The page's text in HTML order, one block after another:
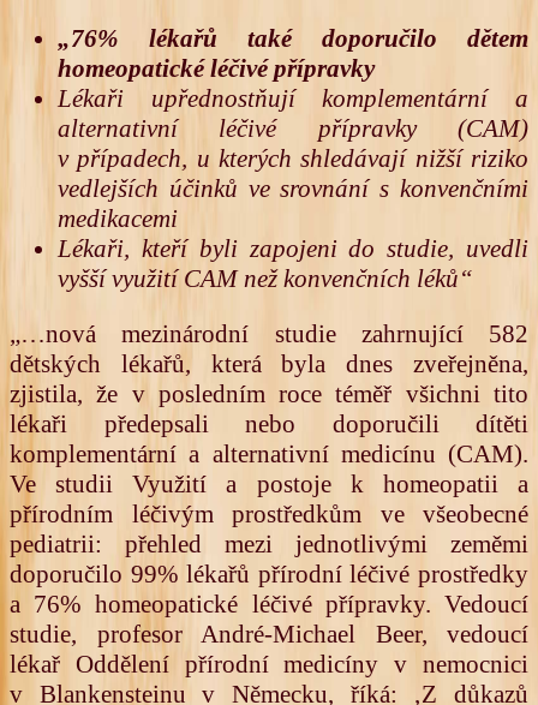
„76% lékařů také doporučilo dětem
homeopatické léčivé přípravky
Lékaři upřednostňují komplementární a
alternativní léčivé přípravky (CAM)
v případech, u kterých shledávají nižší riziko
vedlejších účinků ve srovnání s konvenčními
medikacemi
Lékaři, kteří byli zapojeni do studie, uvedli
vyšší využití CAM než konvenčních léků“
„…nová mezinárodní studie zahrnující 582
dětských lékařů, která byla dnes zveřejněna,
zjistila, že v posledním roce téměř všichni tito
lékaři předepsali nebo doporučili dítěti
komplementární a alternativní medicínu (CAM).
Ve studii Využití a postoje k homeopatii a
přírodním léčivým prostředkům ve všeobecné
pediatrii: přehled mezi jednotlivými zeměmi
doporučilo 99% lékařů přírodní léčivé prostředky
a 76% homeopatické léčivé přípravky. Vedoucí
studie, profesor André-Michael Beer, vedoucí
lékař Oddělení přírodní medicíny v nemocnici
v Blankensteinu v Německu, říká: ‚Z důkazů